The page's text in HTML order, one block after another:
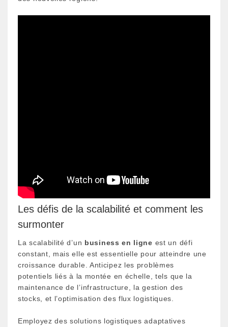
Les défis de la scalabilité et comment les
surmonter
La scalabilité d’un business en ligne est un défi
constant, mais elle est essentielle pour atteindre une
croissance durable. Anticipez les problèmes
potentiels liés à la montée en échelle, tels que la
maintenance de l’infrastructure, la gestion des
stocks, et l’optimisation des flux logistiques.
Employez des solutions logistiques adaptatives